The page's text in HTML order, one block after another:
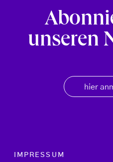
unseren
hier
Footer menu
IMPRESSUM